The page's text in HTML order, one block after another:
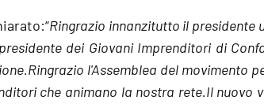
Ringrazio innanzitutto il presidente
dei Giovani Imprenditori di
l'Assemblea del
che animano la nostra rete.Il